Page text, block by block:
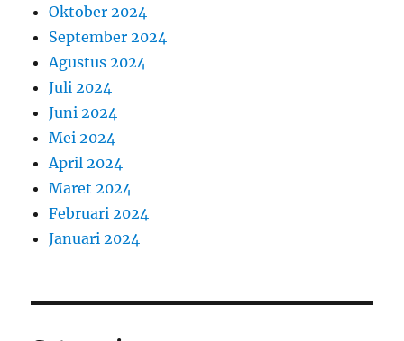
Oktober 2024
September 2024
Agustus 2024
Juli 2024
Juni 2024
Mei 2024
April 2024
Maret 2024
Februari 2024
Januari 2024